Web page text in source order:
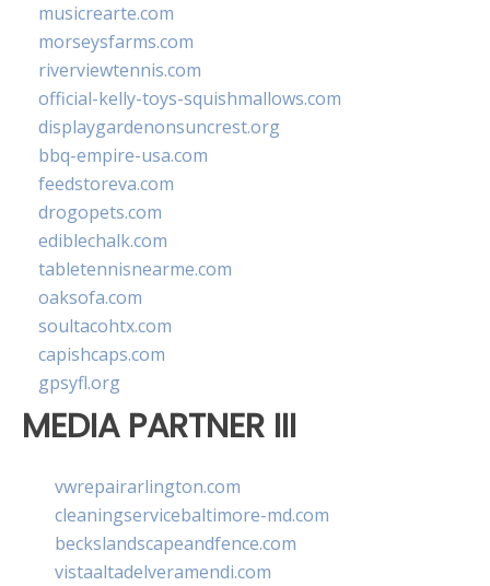
musicrearte.com
morseysfarms.com
riverviewtennis.com
official-kelly-toys-squishmallows.com
displaygardenonsuncrest.org
bbq-empire-usa.com
feedstoreva.com
drogopets.com
ediblechalk.com
tabletennisnearme.com
oaksofa.com
soultacohtx.com
capishcaps.com
gpsyfl.org
MEDIA PARTNER III
vwrepairarlington.com
cleaningservicebaltimore-md.com
beckslandscapeandfence.com
vistaaltadelveramendi.com